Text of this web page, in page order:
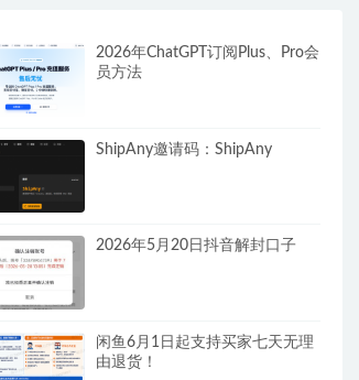
2026年ChatGPT订阅Plus、Pro会
员方法
ShipAny邀请码：ShipAny
2026年5月20日抖音解封口子
闲鱼6月1日起支持买家七天无理
由退货！